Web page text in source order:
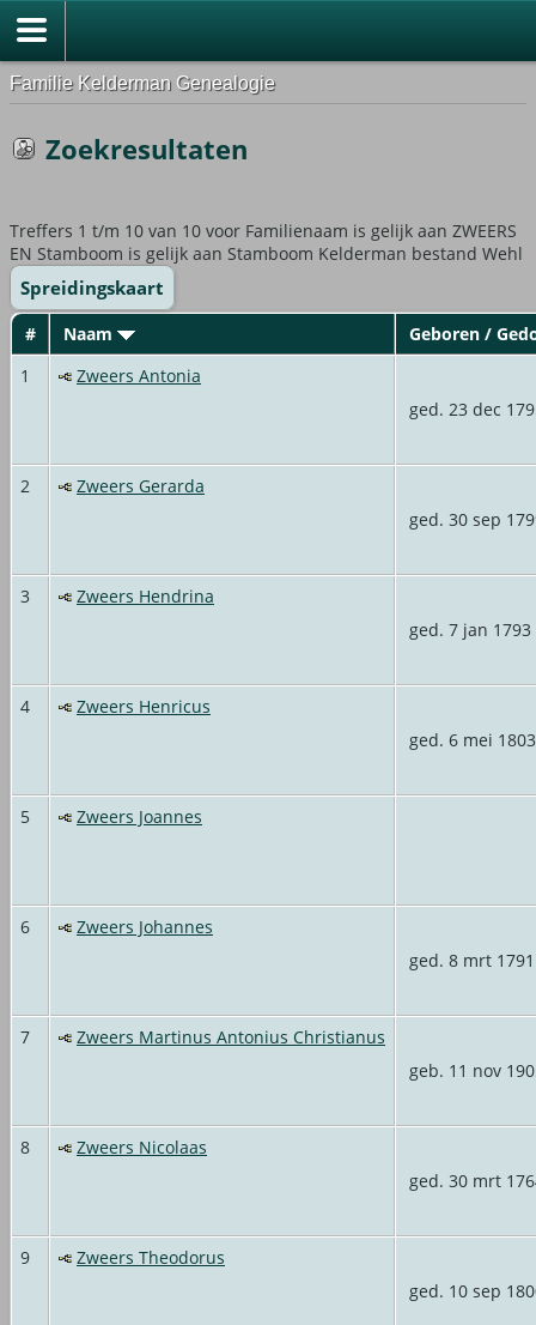
Familie Kelderman Genealogie
Zoekresultaten
Treffers 1 t/m 10 van 10 voor Familienaam is gelijk aan ZWEERS
EN Stamboom is gelijk aan Stamboom Kelderman bestand Wehl
Spreidingskaart
# Naam
Geboren /
1
Zweers Antonia
ged. 23 dec
2
Zweers Gerarda
ged. 30 sep
3
Zweers Hendrina
ged. 7 jan 1793
4
Zweers Henricus
ged. 6 mei 1803
5 Zweers Joannes
6
Zweers Johannes
ged. 8 mrt 1791
7
Zweers Martinus Antonius Christianus
geb. 11 nov
8
Zweers Nicolaas
ged. 30 mrt
9
Zweers Theodorus
ged. 10 sep